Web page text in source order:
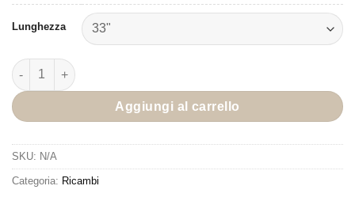
Lunghezza
Cheval Arc Nero Quantità di alberi
Aggiungi al carrello
SKU: N/A
Categoria: Ricambi